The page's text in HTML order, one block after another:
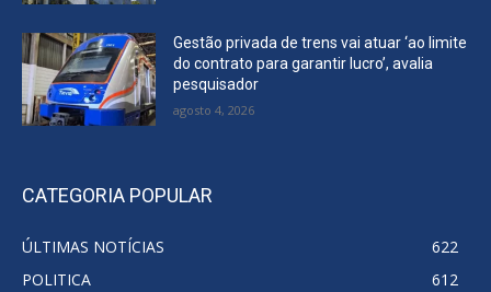
Gestão privada de trens vai atuar ‘ao limite
do contrato para garantir lucro’, avalia
pesquisador
agosto 4, 2026
CATEGORIA POPULAR
ÚLTIMAS NOTÍCIAS
622
POLITICA
612